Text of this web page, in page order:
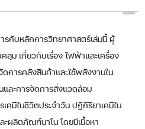
รกับหลักการวิทยาศาสตร์เล่มนี้ ผู้
ลุม เกี่ยวกับเรื่อง ไฟฟ้าและเครื่อง
การคลังสินค้าและใช้พลังงานใน
ละการจัดการสิ่งแวดล้อม
เคมีในชีวิตประจำวัน ปฏิกิริยาเคมีใน
ะผลิตภัณฑ์นาโน โดยมีเนื้อหา